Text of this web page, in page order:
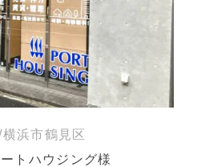
浜市鶴見区
トハウジング様